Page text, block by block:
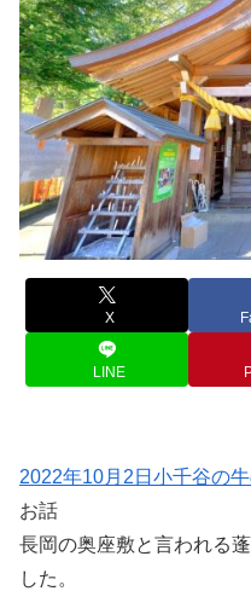
X
LINE
2022年10月2日小千谷の
お話
長岡の奥座敷と言われる
した。